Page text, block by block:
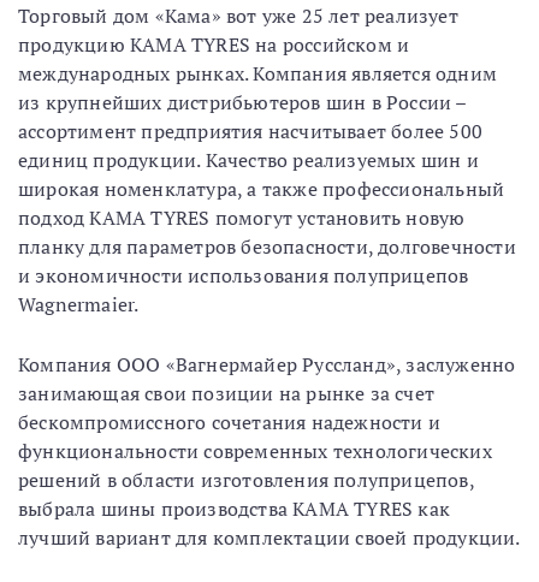
Торговый дом «Кама» вот уже 25 лет реализует
продукцию КАМА TYRES на российском и
международных рынках. Компания является одним
из крупнейших дистрибьютеров шин в России –
ассортимент предприятия насчитывает более 500
единиц продукции. Качество реализуемых шин и
широкая номенклатура, а также профессиональный
подход KAMA TYRES помогут установить новую
планку для параметров безопасности, долговечности
и экономичности использования полуприцепов
Wagnermaier.
Компания ООО «Вагнермайер Руссланд», заслуженно
занимающая свои позиции на рынке за счет
бескомпромиссного сочетания надежности и
функциональности современных технологических
решений в области изготовления полуприцепов,
выбрала шины производства КАМА TYRES как
лучший вариант для комплектации своей продукции.